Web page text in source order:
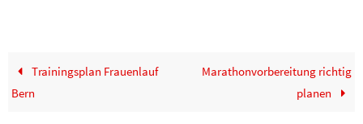
Trainingsplan Frauenlauf
Bern
Marathonvorbereitung richtig
planen